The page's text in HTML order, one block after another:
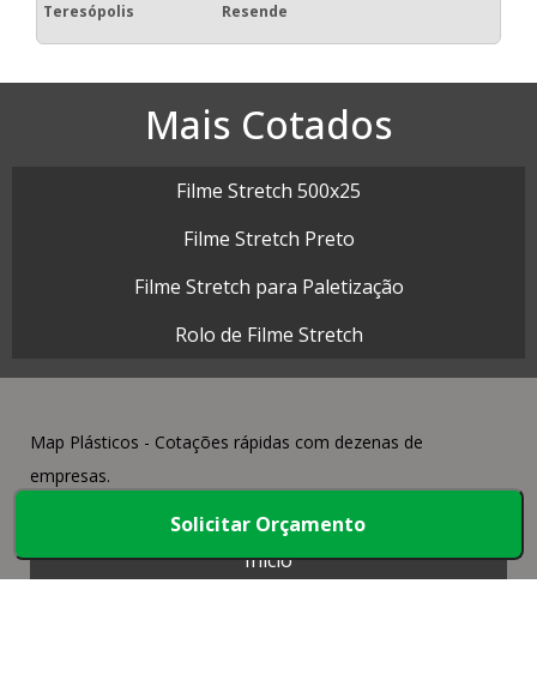
Solicitar Orçamento
Teresópolis
Resende
Mais Cotados
Filme Stretch 500x25
Filme Stretch Preto
Filme Stretch para Paletização
Rolo de Filme Stretch
Map Plásticos - Cotações rápidas com dezenas de
empresas.
Início